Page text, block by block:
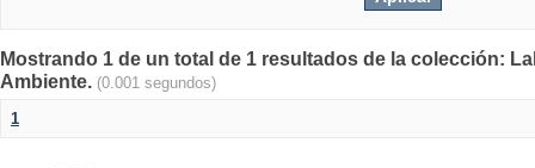
Mostrando 1 de un total de 1 resultados de la colección:
Ambiente. (0.001 segundos)
1